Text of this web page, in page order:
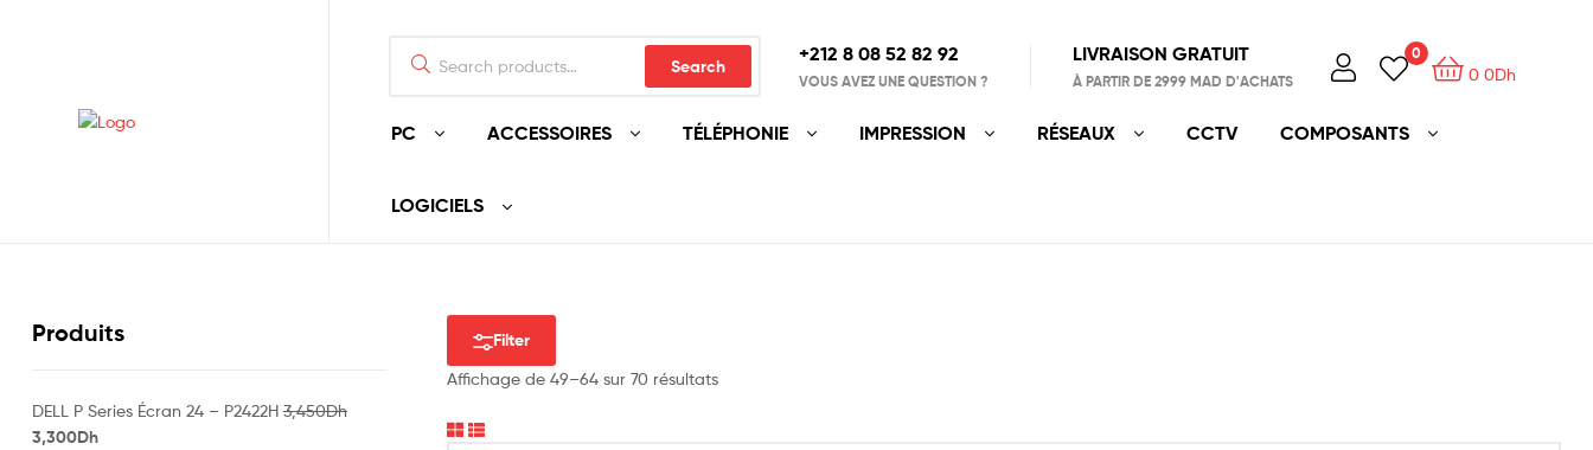
Search
+212 8 08 52 82 92‬
VOUS AVEZ UNE QUESTION ?
LIVRAISON GRATUIT
À PARTIR DE 2999 MAD D'ACHATS
0
0 0Dh
PC ACCESSOIRES TÉLÉPHONIE IMPRESSION RÉSEAUX CCTV COMPOSANTS
LOGICIELS
Filter
Affichage de 49–64 sur 70 résultats
Produits
DELL P Series Écran 24 – P2422H 3,450Dh
3,300Dh